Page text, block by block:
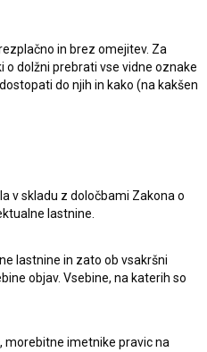
in brez omejitev. Za
o dolžni prebrati vse vidne oznake
do njih in kako (na kakšen
v skladu z določbami Zakona o
lastnine.
lastnine in zato ob vsakršni
objav. Vsebine, na katerih so
morebitne imetnike pravic na